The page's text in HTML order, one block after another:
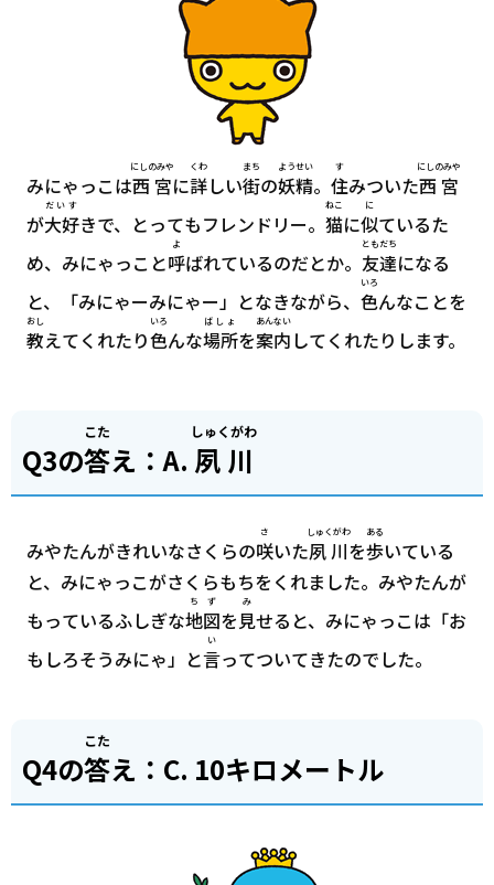
みにゃっこは西宮
にしのみや
に詳
くわ
しい街
まち
の妖精
ようせい
。 住
す
みついた西宮
にしのみや
が大好
だいす
きで、とってもフレンドリー。 猫
ねこ
に似
に
ているた
め、みにゃっこと呼
よ
ばれているのだとか。 友達
ともだち
になる
と、「みにゃーみにゃー」となきながら、 色
いろ
んなことを
教
おし
えてくれたり色
いろ
んな場所
ばしょ
を案内
あんない
してくれたりします。
Q3の答
こた
え：A. 夙川
しゅくがわ
みやたんがきれいなさくらの咲
さ
いた夙川
しゅくがわ
を歩
ある
いている
と、みにゃっこがさくらもちをくれました。みやたんが
もっているふしぎな地図
ちず
を見
み
せると、みにゃっこは「お
もしろそうみにゃ」と言
い
ってついてきたのでした。
Q4の答
こた
え：C. 10キロメートル